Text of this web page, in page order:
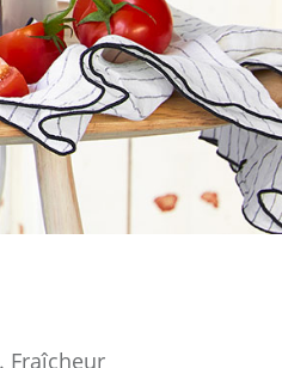
Fraîcheur